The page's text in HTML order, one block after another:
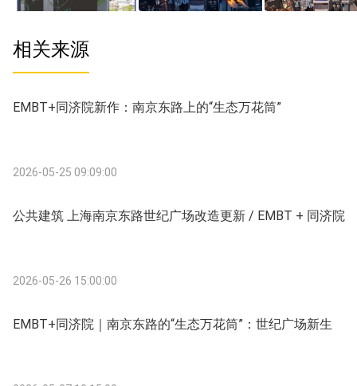
相关来源
EMBT+同济院新作：南京东路上的“生态万花筒”
2026-05-25 09:09:00
公共建筑 上海南京东路世纪广场改造更新 / EMBT + 同济院
2026-05-26 15:00:00
EMBT+同济院｜南京东路的“生态万花筒”：世纪广场新生